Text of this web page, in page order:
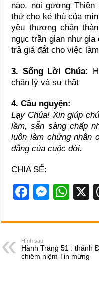
nào, noi gương
thứ cho kẻ thù của
yêu thương chân
ngục trần gian như
trả giá đắt cho việc
3. Sống Lời Chúa:
chân lý và sự thật
4. Cầu nguyện:
Lạy Chúa! Xin giúp
lầm, sẫn sàng chấp
luôn làm chứng nhân
đắng của cuộc đời.
CHIA SẺ:
F
c
e
b
M
ss
n
W
at
A
Hình sau
Hành Trang 51 : thánh
chiêm niệm Tin mừng